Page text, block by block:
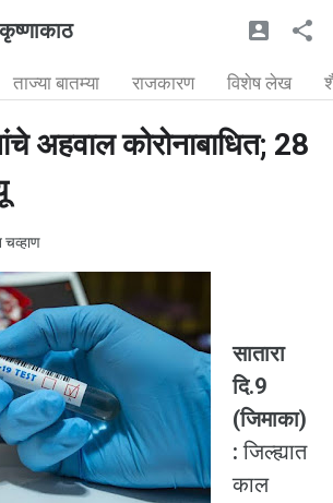
ताज्या बातम्या राजकारण विशेष लेख
अहवाल कोरोनाबाधित; 28
चव्हाण
सातारा
दि.9
(जिमाका)
:जिल्ह्यात
काल